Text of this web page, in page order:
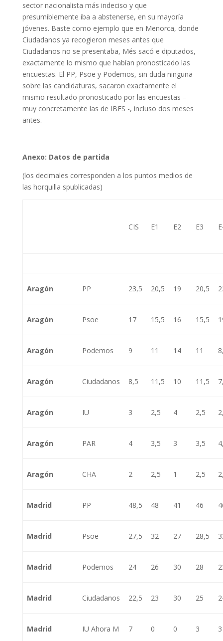
sector nacionalista más indeciso y que
presumiblemente iba a abstenerse, en su mayoría
jóvenes. Baste como ejemplo que en Menorca, donde
Ciudadanos ya recogieron meses antes que
Ciudadanos no se presentaba, Més sacó e diputados,
exactamente lo mismo que habían pronosticado las
encuestas. El PP, Psoe y Podemos, sin duda ninguna
sobre las candidaturas, sacaron exactamente el
mismo resultado pronosticado por las encuestas –
muy concretamente las de IBES -, incluso dos meses
antes.
Anexo: Datos de partida
(los decimales corresponden a los puntos medios de
las horquilla spublicadas)
CIS E1 E2 E3
Aragón PP 23,5 20,5 19 20,5
Aragón Psoe 17 15,5 16 15,5
Aragón Podemos 9 11 14 11
Aragón Ciudadanos 8,5 11,5 10 11,5
Aragón IU 3 2,5 4 2,5
Aragón PAR 4 3,5 3 3,5
Aragón CHA 2 2,5 1 2,5
Madrid PP 48,5 48 41 46
Madrid Psoe 27,5 32 27 28,5
Madrid Podemos 24 26 30 28
Madrid Ciudadanos 22,5 23 30 25
Madrid IU Ahora M 7 0 0 3 3